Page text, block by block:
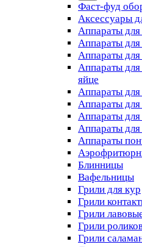
Фаст-фуд
Аксессуары
Аппараты
Аппараты
Аппараты
Аппараты для
яйце
Аппараты
Аппараты для
Аппараты для
Аппараты
Аппараты
Блинницы
Вафельницы
Грили для кур
Грили
Грили
Грили
Грили